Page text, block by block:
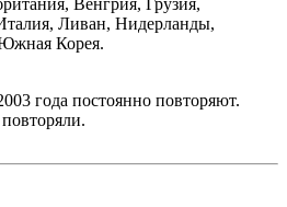
Ливан, Нидерланды,
Корея.
года постоянно повторяют.